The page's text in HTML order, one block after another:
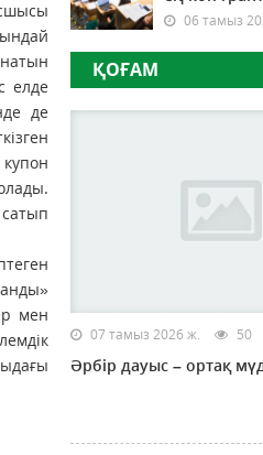
елде
де
мен
06 тамыз
ҚОҒАМ
07 тамыз 2026 ж. 50
Әрбір дауыс – ортақ